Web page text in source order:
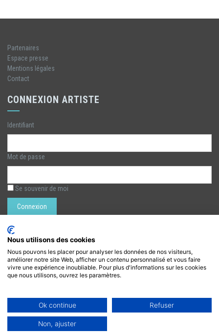
Partenaires
Espace presse
Mentions légales
Contact
CONNEXION ARTISTE
Identifiant
Mot de passe
Se souvenir de moi
Rechercher :
LÉZARTS DE LA BIÈVRE
https://www.lezarts-bievre.com
Nous utilisons des cookies
Nous pouvons les placer pour analyser les données de nos visiteurs,
améliorer notre site Web, afficher un contenu personnalisé et vous faire
vivre une expérience inoubliable. Pour plus d'informations sur les cookies
que nous utilisons, ouvrez les paramètres.
Ok continue Refuser
Non, ajuster